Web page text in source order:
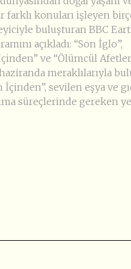
farklı konuları işleyen
buluşturan BBC
açıkladı: “Son İglo”,
ve “Ölümcül
meraklılarıyla
İçinden”, sevilen eşya ve
süreçlerinde gereken